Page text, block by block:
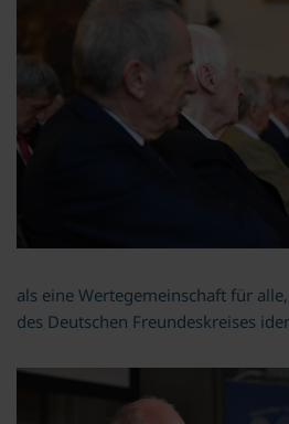
als eine Wertegemeinschaft für
des Deutschen Freundeskreises